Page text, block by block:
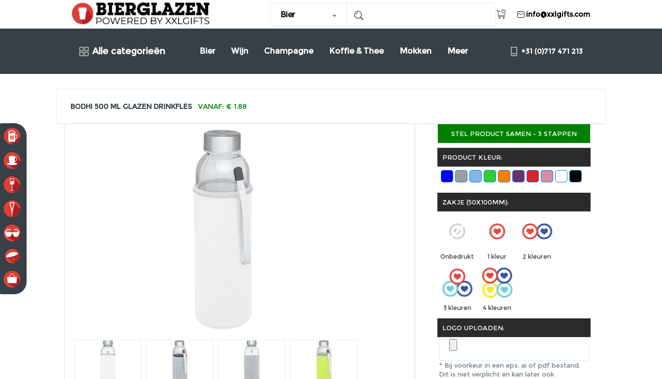
Bier info@xxlgifts.com
Alle categorieën Bier Wijn Champagne Koffie & Thee Mokken Meer +31 (0)717 471 213
BODHI 500 ML GLAZEN DRINKFLES VANAF: € 1.88
STEL PRODUCT SAMEN - 3 STAPPEN
PRODUCT KLEUR:
ZAKJE (50X100MM):
Onbedrukt 1 kleur 2 kleuren
3 kleuren 4 kleuren
LOGO UPLOADEN:
* Bij voorkeur in een eps, ai of pdf bestand.
Dit is niet verplicht en kan later ook